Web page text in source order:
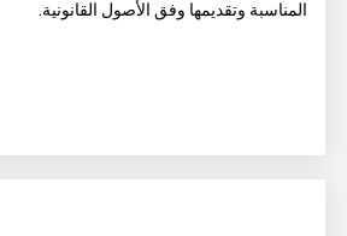
المناسبة وتقديمها وفق الأصول القانونية.